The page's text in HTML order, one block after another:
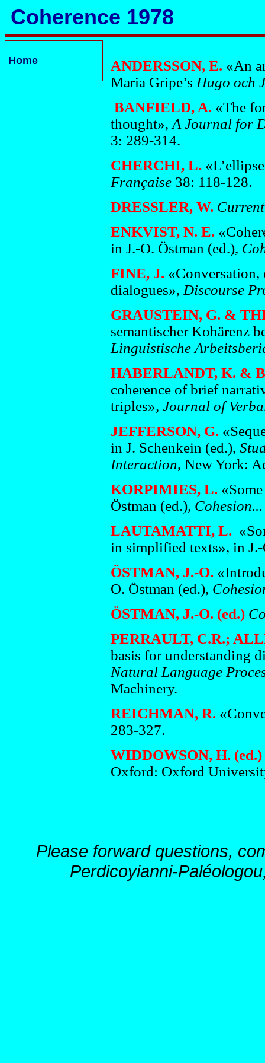
Coherence 1978
Home ANDERSSON, E. «An
Maria Gripe’s Hugo och
BANFIELD, A. «The
thought», A Journal for
3: 289-314.
CHERCHI, L.
Française38: 118-128.
DRESSLER, W.
ENKVIST, N. E.
in J.-O. Östman (ed.),
FINE, J. «Conversation,
dialogues», Discourse
GRAUSTEIN, G. &
semantischer Kohärenz
Linguistische
HABERLANDT, K. &
coherence of brief
triples», Journal of
JEFFERSON, G.
in J. Schenkein (ed.),
Interaction, New York:
KORPIMIES, L.
Östman (ed.), Cohesion...
LAUTAMATTI, L.
in simplified texts», in
ÖSTMAN, J.-O.
O. Östman (ed.),
ÖSTMAN, J.-O. (ed.)
PERRAULT, C.R.;
basis for understanding
Natural Language
Machinery.
REICHMAN, R.
283-327.
WIDDOWSON, H. (ed.)
Oxford: Oxford
Please forward questions,
Perdicoyianni-